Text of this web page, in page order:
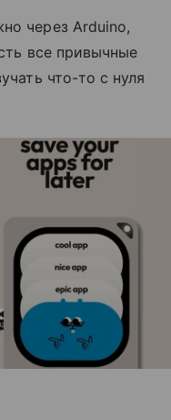
через Arduino,
все привычные
что-то с нуля